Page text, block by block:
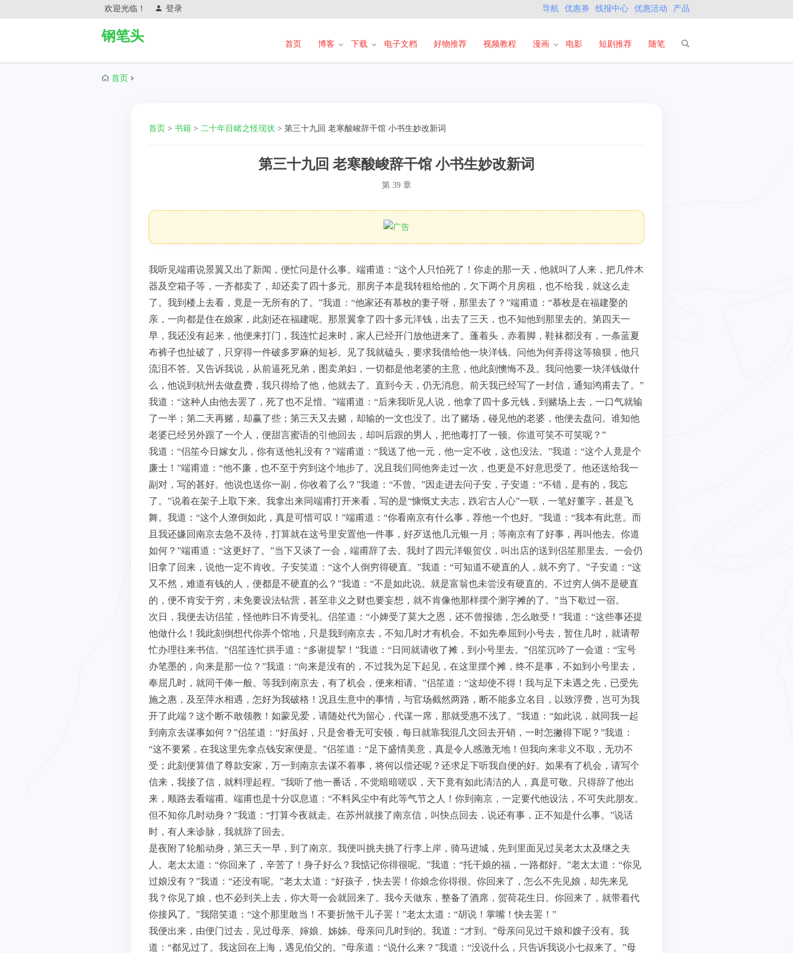
欢迎光临！ 登录 导航 优惠券 线报中心 优惠活动 产品
钢笔头
首页 博客 下载 电子文档 好物推荐 视频教程 漫画 电影 短剧推荐 随笔
首页
首页 > 书籍 > 二十年目睹之怪现状 > 第三十九回 老寒酸峻辞干馆 小书生妙改新词
第三十九回 老寒酸峻辞干馆 小书生妙改新词
第 39 章
我听见端甫说景翼又出了新闻，便忙问是什么事。端甫道：“这个人只怕死了！你走的那一天，他就叫了人来，把几件木
器及空箱子等，一齐都卖了，却还卖了四十多元。那房子本是我转租给他的，欠下两个月房租，也不给我，就这么走
了。我到楼上去看，竟是一无所有的了。”我道：“他家还有慕枚的妻子呀，那里去了？”端甫道：“慕枚是在福建娶的
亲，一向都是住在娘家，此刻还在福建呢。那景翼拿了四十多元洋钱，出去了三天，也不知他到那里去的。第四天一
早，我还没有起来，他便来打门，我连忙起来时，家人已经开门放他进来了。蓬着头，赤着脚，鞋袜都没有，一条蓝夏
布裤子也扯破了，只穿得一件破多罗麻的短衫。见了我就磕头，要求我借给他一块洋钱。问他为何弄得这等狼狈，他只
流泪不答。又告诉我说，从前逼死兄弟，图卖弟妇，一切都是他老婆的主意，他此刻懊悔不及。我问他要一块洋钱做什
么，他说到杭州去做盘费，我只得给了他，他就去了。直到今天，仍无消息。前天我已经写了一封信，通知鸿甫去了。”
我道：“这种人由他去罢了，死了也不足惜。”端甫道：“后来我听见人说，他拿了四十多元钱，到赌场上去，一口气就输
了一半；第二天再赌，却赢了些；第三天又去赌，却输的一文也没了。出了赌场，碰见他的老婆，他便去盘问。谁知他
老婆已经另外跟了一个人，便甜言蜜语的引他回去，却叫后跟的男人，把他毒打了一顿。你道可笑不可笑呢？”
我道：“侣笙今日嫁女儿，你有送他礼没有？”端甫道：“我送了他一元，他一定不收，这也没法。”我道：“这个人竟是个
廉士！”端甫道：“他不廉，也不至于穷到这个地步了。况且我们同他奔走过一次，也更是不好意思受了。他还送给我一
副对，写的甚好。他说也送你一副，你收着了么？”我道：“不曾。”因走进去问子安，子安道：“不错，是有的，我忘
了。”说着在架子上取下来。我拿出来同端甫打开来看，写的是“慷慨丈夫志，跌宕古人心”一联，一笔好董字，甚是飞
舞。我道：“这个人潦倒如此，真是可惜可叹！”端甫道：“你看南京有什么事，荐他一个也好。”我道：“我本有此意。而
且我还嫌回南京去急不及待，打算就在这号里安置他一件事，好歹送他几元银一月；等南京有了好事，再叫他去。你道
如何？”端甫道：“这更好了。”当下又谈了一会，端甫辞了去。我封了四元洋银贺仪，叫出店的送到侣笙那里去。一会仍
旧拿了回来，说他一定不肯收。子安笑道：“这个人倒穷得硬直。”我道：“可知道不硬直的人，就不穷了。”子安道：“这
又不然，难道有钱的人，便都是不硬直的么？”我道：“不是如此说。就是富翁也未尝没有硬直的。不过穷人倘不是硬直
的，便不肯安于穷，未免要设法钻营，甚至非义之财也要妄想，就不肯像他那样摆个测字摊的了。”当下歇过一宿。
次日，我便去访侣笙，怪他昨日不肯受礼。侣笙道：“小婢受了莫大之恩，还不曾报德，怎么敢受！”我道：“这些事还提
他做什么！我此刻倒想代你弄个馆地，只是我到南京去，不知几时才有机会。不如先奉屈到小号去，暂住几时，就请帮
忙办理往来书信。”侣笙连忙拱手道：“多谢提挈！”我道：“日间就请收了摊，到小号里去。”侣笙沉吟了一会道：“宝号
办笔墨的，向来是那一位？”我道：“向来是没有的，不过我为足下起见，在这里摆个摊，终不是事，不如到小号里去，
奉屈几时，就同干俸一般。等我到南京去，有了机会，便来相请。”侣笙道：“这却使不得！我与足下未遇之先，已受先
施之惠，及至萍水相遇，怎好为我破格！况且生意中的事情，与官场截然两路，断不能多立名目，以致浮费，岂可为我
开了此端？这个断不敢领教！如蒙见爱，请随处代为留心，代谋一席，那就受惠不浅了。”我道：“如此说，就同我一起
到南京去谋事如何？”侣笙道：“好虽好，只是舍眷无可安顿，每日就靠我混几文回去开销，一时怎撇得下呢？”我道：
“这不要紧，在我这里先拿点钱安家便是。”侣笙道：“足下盛情美意，真是令人感激无地！但我向来非义不取，无功不
受；此刻便算借了尊款安家，万一到南京去谋不着事，将何以偿还呢？还求足下听我自便的好。如果有了机会，请写个
信来，我接了信，就料理起程。”我听了他一番话，不觉暗暗嗟叹，天下竟有如此清洁的人，真是可敬。只得辞了他出
来，顺路去看端甫。端甫也是十分叹息道：“不料风尘中有此等气节之人！你到南京，一定要代他设法，不可失此朋友。
但不知你几时动身？”我道：“打算今夜就走。在苏州就接了南京信，叫快点回去，说还有事，正不知是什么事。”说话
时，有人来诊脉，我就辞了回去。
是夜附了轮船动身，第三天一早，到了南京。我便叫挑夫挑了行李上岸，骑马进城，先到里面见过吴老太太及继之夫
人。老太太道：“你回来了，辛苦了！身子好么？我惦记你得很呢。”我道：“托干娘的福，一路都好。”老太太道：“你见
过娘没有？”我道：“还没有呢。”老太太道：“好孩子，快去罢！你娘念你得很。你回来了，怎么不先见娘，却先来见
我？你见了娘，也不必到关上去，你大哥一会就回来了。我今天做东，整备了酒席，贺荷花生日。你回来了，就带着代
你接风了。”我陪笑道：“这个那里敢当！不要折煞干儿子罢！”老太太道：“胡说！掌嘴！快去罢！”
我便出来，由便门过去，见过母亲、婶娘、姊姊。母亲问几时到的。我道：“才到。”母亲问见过干娘和嫂子没有。我
道：“都见过了。我这回在上海，遇见伯父的。”母亲道：“说什么来？”我道：“没说什么，只告诉我说小七叔来了。”母